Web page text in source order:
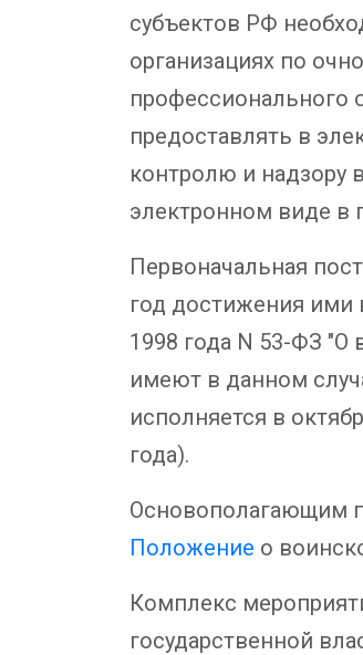
субъектов РФ
организациях по
профессионального
предоставлять в
контролю и надзору
электронном виде в
Первоначальная
год достижения ими
1998 года N 53-ФЗ "О
имеют в данном
исполняется в
года).
Основополагающим
Положение о
Комплекс
государственной